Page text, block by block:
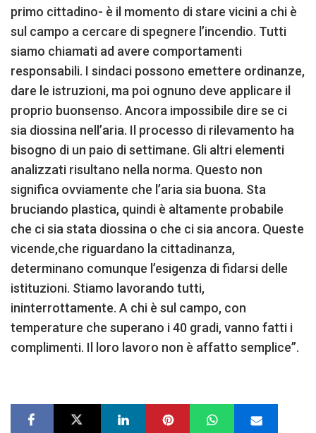
primo cittadino- è il momento di stare vicini a chi è
sul campo a cercare di spegnere l’incendio. Tutti
siamo chiamati ad avere comportamenti
responsabili. I sindaci possono emettere ordinanze,
dare le istruzioni, ma poi ognuno deve applicare il
proprio buonsenso. Ancora impossibile dire se ci
sia diossina nell’aria. Il processo di rilevamento ha
bisogno di un paio di settimane. Gli altri elementi
analizzati risultano nella norma. Questo non
significa ovviamente che l’aria sia buona. Sta
bruciando plastica, quindi è altamente probabile
che ci sia stata diossina o che ci sia ancora. Queste
vicende,che riguardano la cittadinanza,
determinano comunque l’esigenza di fidarsi delle
istituzioni. Stiamo lavorando tutti,
ininterrottamente. A chi è sul campo, con
temperature che superano i 40 gradi, vanno fatti i
complimenti. Il loro lavoro non è affatto semplice”.